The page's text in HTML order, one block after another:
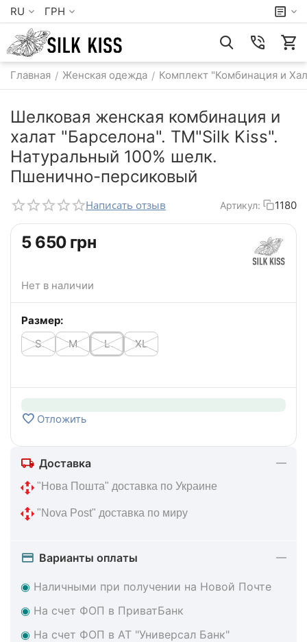
RU ГРН
Главная / Женская одежда / Комплект "Комбинация и
Шелковая женская комбинация и
халат "Барселона". TM"Silk Kiss".
Натуральный 100% шелк.
Пшенично-персиковый
Написать отзыв Артикул: 1180
‍5 650‍ грн
Нет в наличии
Размер:
S
M L XL
Отложить
Доставка
"Нова Пошта" доставка по Украине
"Nova Post" доставка по миру
Варианты оплаты
◉ Наличными при получении на Новой Почте
◉ На счет ФОП в ПриватБанк
◉ На счет ФОП в АТ "Универсал Банк"